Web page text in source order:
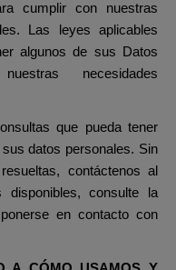
cumplir con nuestras
Las leyes aplicables
algunos de sus Datos
necesidades
que pueda tener
datos personales. Sin
contáctenos al
consulte la
en contacto con